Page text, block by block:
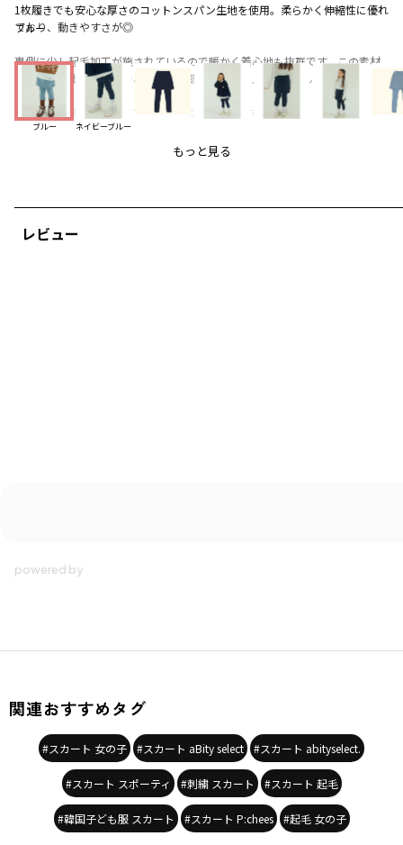
ブルー
ブルー ネイビーブルー
レビュー
1枚履きでも安心な厚さのコットンスパン生地を使用。柔らかく伸縮性に優れ
ており、動きやすさが◎
裏側に少し起毛加工が施されているので暖かく着心地も抜群です。この素材
で雰囲気の出せるカラー、スカート部分も同色と人と被らない仕様
通園通学の定番アイテムでこそ差をつけたいですね。
もっと見る
関連おすすめタグ
#スカート 女の子 #スカート aBity select #スカート abityselect.
#スカート スポーティ #刺繍 スカート #スカート 起毛
#韓国子ども服 スカート #スカート P:chees #起毛 女の子